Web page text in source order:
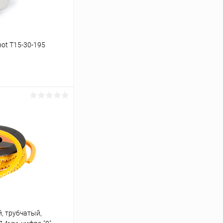
T15-30-195
К сравнению
В наличии
трубчатый,